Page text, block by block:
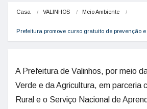
Casa VALINHOS Meio Ambiente
Prefeitura promove curso gratuito de prevenção
A Prefeitura de Valinhos, por meio
Verde e da Agricultura, em parceria
Rural e o Serviço Nacional de